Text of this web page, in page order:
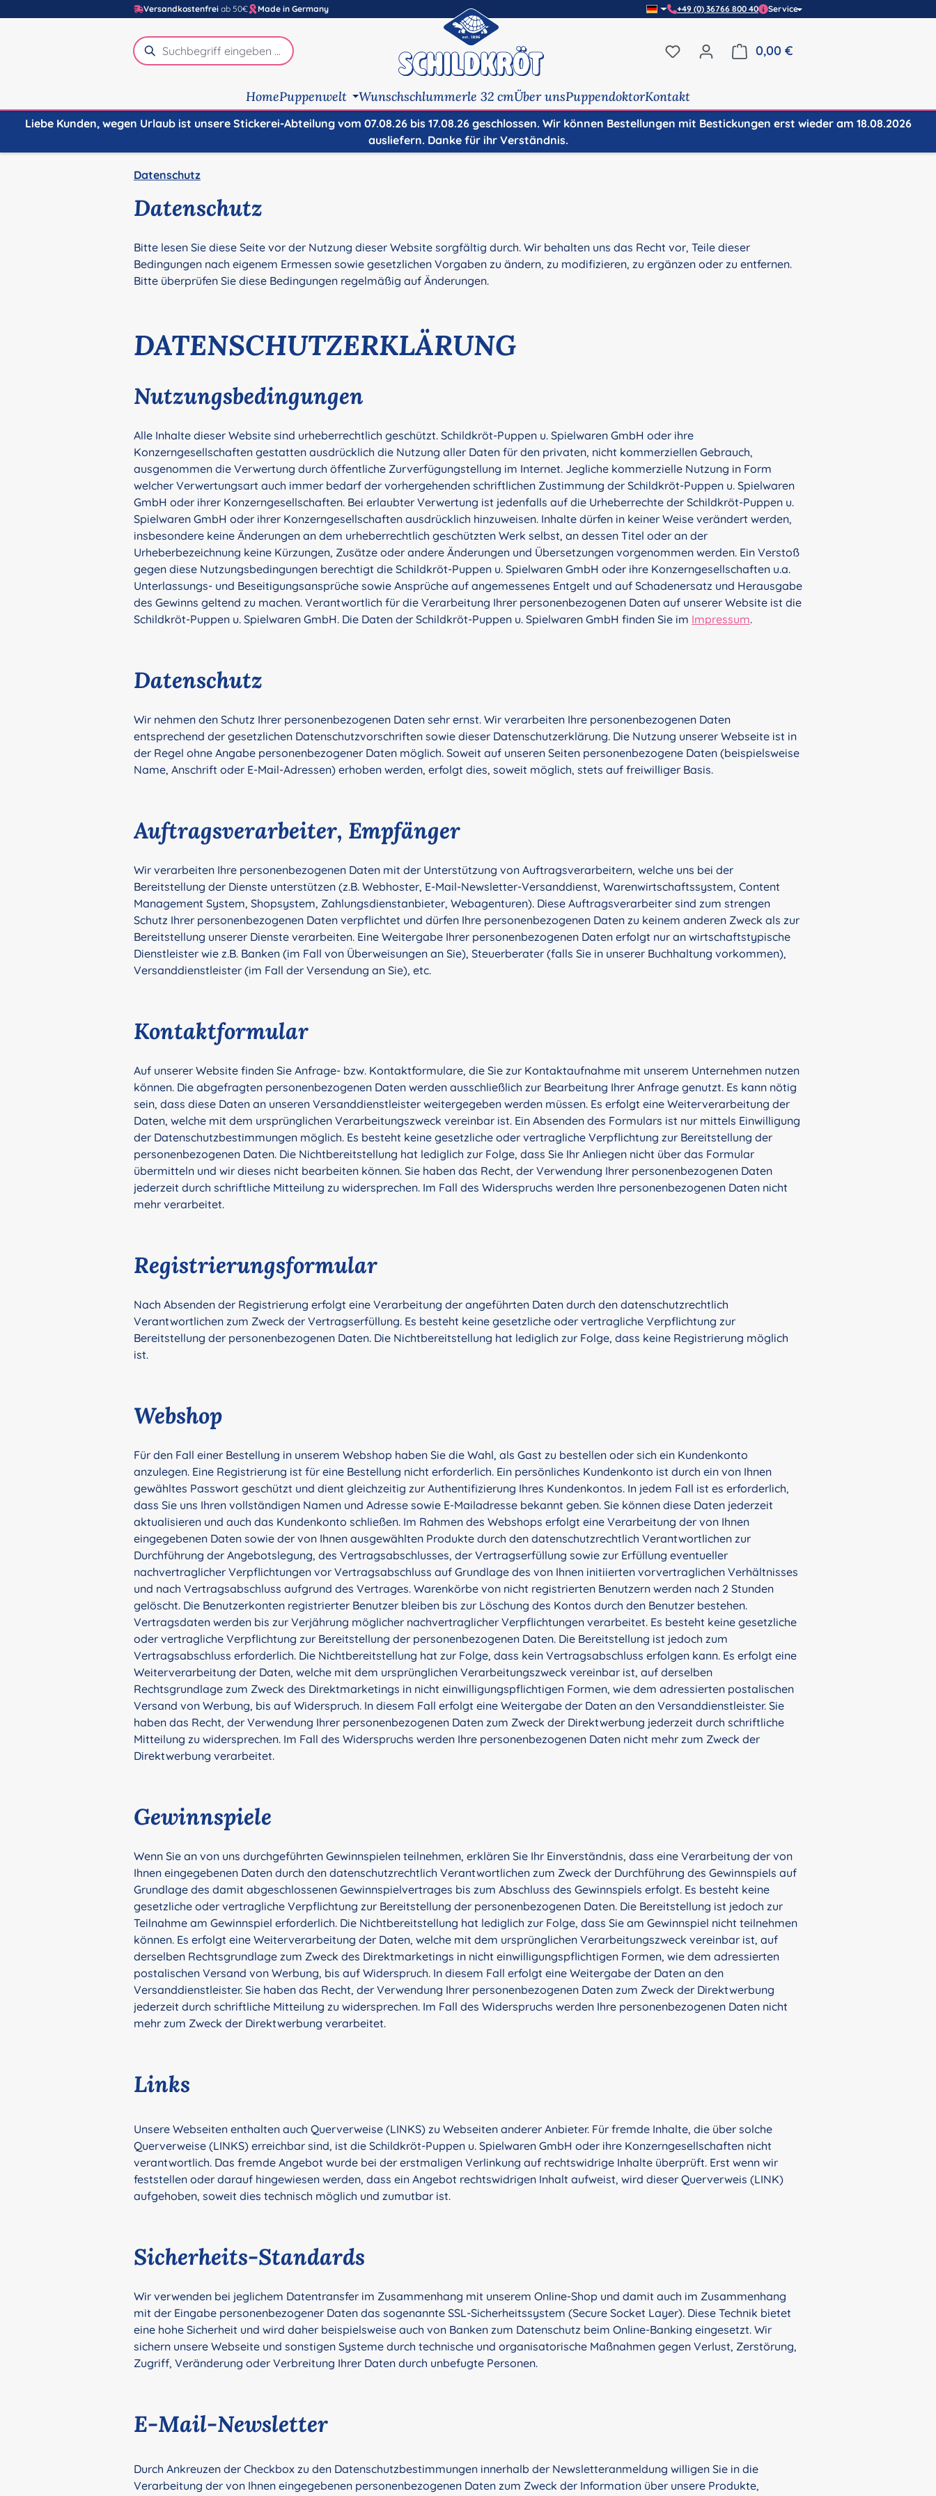
Hauptinhalt springen
Zur Suche springen
Zur Hauptnavigation springen
Versandkostenfrei ab 50€ Made in Germany +49 (0) 36766 800 40 Service
Du hast 0 Produkte auf dem Merkzettel
0,00 €
HomePuppenwelt Wunschschlummerle 32 cmÜber unsPuppendoktorKontakt
Liebe Kunden, wegen Urlaub ist unsere Stickerei-Abteilung vom 07.08.26 bis 17.08.26 geschlossen. Wir können Bestellungen mit Bestickungen erst wieder am 18.08.2026
ausliefern. Danke für ihr Verständnis.
Datenschutz
Datenschutz
Bitte lesen Sie diese Seite vor der Nutzung dieser Website sorgfältig durch. Wir behalten uns das Recht vor, Teile dieser
Bedingungen nach eigenem Ermessen sowie gesetzlichen Vorgaben zu ändern, zu modifizieren, zu ergänzen oder zu entfernen.
Bitte überprüfen Sie diese Bedingungen regelmäßig auf Änderungen.
DATENSCHUTZERKLÄRUNG
Nutzungsbedingungen
Alle Inhalte dieser Website sind urheberrechtlich geschützt. Schildkröt-Puppen u. Spielwaren GmbH oder ihre
Konzerngesellschaften gestatten ausdrücklich die Nutzung aller Daten für den privaten, nicht kommerziellen Gebrauch,
ausgenommen die Verwertung durch öffentliche Zurverfügungstellung im Internet. Jegliche kommerzielle Nutzung in Form
welcher Verwertungsart auch immer bedarf der vorhergehenden schriftlichen Zustimmung der Schildkröt-Puppen u. Spielwaren
GmbH oder ihrer Konzerngesellschaften. Bei erlaubter Verwertung ist jedenfalls auf die Urheberrechte der Schildkröt-Puppen u.
Spielwaren GmbH oder ihrer Konzerngesellschaften ausdrücklich hinzuweisen. Inhalte dürfen in keiner Weise verändert werden,
insbesondere keine Änderungen an dem urheberrechtlich geschützten Werk selbst, an dessen Titel oder an der
Urheberbezeichnung keine Kürzungen, Zusätze oder andere Änderungen und Übersetzungen vorgenommen werden. Ein Verstoß
gegen diese Nutzungsbedingungen berechtigt die Schildkröt-Puppen u. Spielwaren GmbH oder ihre Konzerngesellschaften u.a.
Unterlassungs- und Beseitigungsansprüche sowie Ansprüche auf angemessenes Entgelt und auf Schadenersatz und Herausgabe
des Gewinns geltend zu machen. Verantwortlich für die Verarbeitung Ihrer personenbezogenen Daten auf unserer Website ist die
Schildkröt-Puppen u. Spielwaren GmbH. Die Daten der Schildkröt-Puppen u. Spielwaren GmbH finden Sie im Impressum.
Datenschutz
Wir nehmen den Schutz Ihrer personenbezogenen Daten sehr ernst. Wir verarbeiten Ihre personenbezogenen Daten
entsprechend der gesetzlichen Datenschutzvorschriften sowie dieser Datenschutzerklärung. Die Nutzung unserer Webseite ist in
der Regel ohne Angabe personenbezogener Daten möglich. Soweit auf unseren Seiten personenbezogene Daten (beispielsweise
Name, Anschrift oder E-Mail-Adressen) erhoben werden, erfolgt dies, soweit möglich, stets auf freiwilliger Basis.
Auftragsverarbeiter, Empfänger
Wir verarbeiten Ihre personenbezogenen Daten mit der Unterstützung von Auftragsverarbeitern, welche uns bei der
Bereitstellung der Dienste unterstützen (z.B. Webhoster, E-Mail-Newsletter-Versanddienst, Warenwirtschaftssystem, Content
Management System, Shopsystem, Zahlungsdienstanbieter, Webagenturen). Diese Auftragsverarbeiter sind zum strengen
Schutz Ihrer personenbezogenen Daten verpflichtet und dürfen Ihre personenbezogenen Daten zu keinem anderen Zweck als zur
Bereitstellung unserer Dienste verarbeiten. Eine Weitergabe Ihrer personenbezogenen Daten erfolgt nur an wirtschaftstypische
Dienstleister wie z.B. Banken (im Fall von Überweisungen an Sie), Steuerberater (falls Sie in unserer Buchhaltung vorkommen),
Versanddienstleister (im Fall der Versendung an Sie), etc.
Kontaktformular
Auf unserer Website finden Sie Anfrage- bzw. Kontaktformulare, die Sie zur Kontaktaufnahme mit unserem Unternehmen nutzen
können. Die abgefragten personenbezogenen Daten werden ausschließlich zur Bearbeitung Ihrer Anfrage genutzt. Es kann nötig
sein, dass diese Daten an unseren Versanddienstleister weitergegeben werden müssen. Es erfolgt eine Weiterverarbeitung der
Daten, welche mit dem ursprünglichen Verarbeitungszweck vereinbar ist. Ein Absenden des Formulars ist nur mittels Einwilligung
der Datenschutzbestimmungen möglich. Es besteht keine gesetzliche oder vertragliche Verpflichtung zur Bereitstellung der
personenbezogenen Daten. Die Nichtbereitstellung hat lediglich zur Folge, dass Sie Ihr Anliegen nicht über das Formular
übermitteln und wir dieses nicht bearbeiten können. Sie haben das Recht, der Verwendung Ihrer personenbezogenen Daten
jederzeit durch schriftliche Mitteilung zu widersprechen. Im Fall des Widerspruchs werden Ihre personenbezogenen Daten nicht
mehr verarbeitet.
Registrierungsformular
Nach Absenden der Registrierung erfolgt eine Verarbeitung der angeführten Daten durch den datenschutzrechtlich
Verantwortlichen zum Zweck der Vertragserfüllung. Es besteht keine gesetzliche oder vertragliche Verpflichtung zur
Bereitstellung der personenbezogenen Daten. Die Nichtbereitstellung hat lediglich zur Folge, dass keine Registrierung möglich
ist.
Webshop
Für den Fall einer Bestellung in unserem Webshop haben Sie die Wahl, als Gast zu bestellen oder sich ein Kundenkonto
anzulegen. Eine Registrierung ist für eine Bestellung nicht erforderlich. Ein persönliches Kundenkonto ist durch ein von Ihnen
gewähltes Passwort geschützt und dient gleichzeitig zur Authentifizierung Ihres Kundenkontos. In jedem Fall ist es erforderlich,
dass Sie uns Ihren vollständigen Namen und Adresse sowie E-Mailadresse bekannt geben. Sie können diese Daten jederzeit
aktualisieren und auch das Kundenkonto schließen. Im Rahmen des Webshops erfolgt eine Verarbeitung der von Ihnen
eingegebenen Daten sowie der von Ihnen ausgewählten Produkte durch den datenschutzrechtlich Verantwortlichen zur
Durchführung der Angebotslegung, des Vertragsabschlusses, der Vertragserfüllung sowie zur Erfüllung eventueller
nachvertraglicher Verpflichtungen vor Vertragsabschluss auf Grundlage des von Ihnen initiierten vorvertraglichen Verhältnisses
und nach Vertragsabschluss aufgrund des Vertrages. Warenkörbe von nicht registrierten Benutzern werden nach 2 Stunden
gelöscht. Die Benutzerkonten registrierter Benutzer bleiben bis zur Löschung des Kontos durch den Benutzer bestehen.
Vertragsdaten werden bis zur Verjährung möglicher nachvertraglicher Verpflichtungen verarbeitet. Es besteht keine gesetzliche
oder vertragliche Verpflichtung zur Bereitstellung der personenbezogenen Daten. Die Bereitstellung ist jedoch zum
Vertragsabschluss erforderlich. Die Nichtbereitstellung hat zur Folge, dass kein Vertragsabschluss erfolgen kann. Es erfolgt eine
Weiterverarbeitung der Daten, welche mit dem ursprünglichen Verarbeitungszweck vereinbar ist, auf derselben
Rechtsgrundlage zum Zweck des Direktmarketings in nicht einwilligungspflichtigen Formen, wie dem adressierten postalischen
Versand von Werbung, bis auf Widerspruch. In diesem Fall erfolgt eine Weitergabe der Daten an den Versanddienstleister. Sie
haben das Recht, der Verwendung Ihrer personenbezogenen Daten zum Zweck der Direktwerbung jederzeit durch schriftliche
Mitteilung zu widersprechen. Im Fall des Widerspruchs werden Ihre personenbezogenen Daten nicht mehr zum Zweck der
Direktwerbung verarbeitet.
Gewinnspiele
Wenn Sie an von uns durchgeführten Gewinnspielen teilnehmen, erklären Sie Ihr Einverständnis, dass eine Verarbeitung der von
Ihnen eingegebenen Daten durch den datenschutzrechtlich Verantwortlichen zum Zweck der Durchführung des Gewinnspiels auf
Grundlage des damit abgeschlossenen Gewinnspielvertrages bis zum Abschluss des Gewinnspiels erfolgt. Es besteht keine
gesetzliche oder vertragliche Verpflichtung zur Bereitstellung der personenbezogenen Daten. Die Bereitstellung ist jedoch zur
Teilnahme am Gewinnspiel erforderlich. Die Nichtbereitstellung hat lediglich zur Folge, dass Sie am Gewinnspiel nicht teilnehmen
können. Es erfolgt eine Weiterverarbeitung der Daten, welche mit dem ursprünglichen Verarbeitungszweck vereinbar ist, auf
derselben Rechtsgrundlage zum Zweck des Direktmarketings in nicht einwilligungspflichtigen Formen, wie dem adressierten
postalischen Versand von Werbung, bis auf Widerspruch. In diesem Fall erfolgt eine Weitergabe der Daten an den
Versanddienstleister. Sie haben das Recht, der Verwendung Ihrer personenbezogenen Daten zum Zweck der Direktwerbung
jederzeit durch schriftliche Mitteilung zu widersprechen. Im Fall des Widerspruchs werden Ihre personenbezogenen Daten nicht
mehr zum Zweck der Direktwerbung verarbeitet.
Links
Unsere Webseiten enthalten auch Querverweise (LINKS) zu Webseiten anderer Anbieter. Für fremde Inhalte, die über solche
Querverweise (LINKS) erreichbar sind, ist die Schildkröt-Puppen u. Spielwaren GmbH oder ihre Konzerngesellschaften nicht
verantwortlich. Das fremde Angebot wurde bei der erstmaligen Verlinkung auf rechtswidrige Inhalte überprüft. Erst wenn wir
feststellen oder darauf hingewiesen werden, dass ein Angebot rechtswidrigen Inhalt aufweist, wird dieser Querverweis (LINK)
aufgehoben, soweit dies technisch möglich und zumutbar ist.
Sicherheits-Standards
Wir verwenden bei jeglichem Datentransfer im Zusammenhang mit unserem Online-Shop und damit auch im Zusammenhang
mit der Eingabe personenbezogener Daten das sogenannte SSL-Sicherheitssystem (Secure Socket Layer). Diese Technik bietet
eine hohe Sicherheit und wird daher beispielsweise auch von Banken zum Datenschutz beim Online-Banking eingesetzt. Wir
sichern unsere Webseite und sonstigen Systeme durch technische und organisatorische Maßnahmen gegen Verlust, Zerstörung,
Zugriff, Veränderung oder Verbreitung Ihrer Daten durch unbefugte Personen.
E-Mail-Newsletter
Durch Ankreuzen der Checkbox zu den Datenschutzbestimmungen innerhalb der Newsletteranmeldung willigen Sie in die
Verarbeitung der von Ihnen eingegebenen personenbezogenen Daten zum Zweck der Information über unsere Produkte,